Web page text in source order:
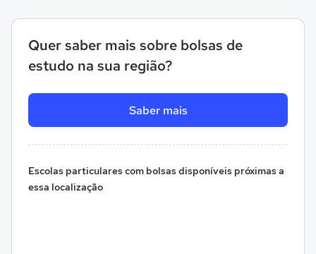
Quer saber mais sobre bolsas de
estudo na sua região?
Saber mais
Escolas particulares com bolsas disponíveis próximas a
essa localização